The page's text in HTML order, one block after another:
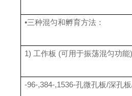
•三种混匀和孵育方法：
1) 工作板 (可用于振荡混匀功能)
-96-,384-,1536-孔微孔板/深孔